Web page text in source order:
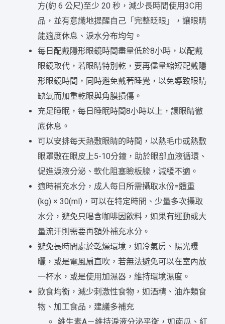
方(約 6 公尺)至少 20 秒，減少長時間使用3C用
品，並有意識地提醒自己「完整眨眼」，讓眼睛
能適度休息、淚水分布均勻。
每日配戴隱形眼鏡時間盡量低於8小時，以配戴
眼鏡取代，若眼睛特別乾，要再儘量縮短配戴隱
形眼鏡時間，同時避免戴著睡覺，以免導致眼睛
缺氧而加重乾眼與角膜損傷。
充足睡眠，每日睡眠時間8小時以上，讓眼睛徹
底休息。
可以安排每天熱敷眼睛的時間，以熱毛巾或熱敷
眼罩敷在眼皮上5-10分鐘，助於眼部血液循環、
促進淚液分泌、軟化阻塞瞼板腺，減緩不適。
適時補充水分，成人每日所需攝取水份=體重
(kg) × 30(ml)，可以在特定時間、少量多次攝取
水分，避免只喝含咖啡因飲料，如果有運動或大
量流汗則需要再額外補充水分。
避免長時間處於乾燥環境，如冷氣房、陽光曝
曬，或是電風扇直吹，若無法避免可以在室內放
一杯水，或是使用加濕器，維持環境濕度。
飲食均衡，減少刺激性食物，如酒精、油炸類食
物、加工食品，建議多補充
維生素A－維持淚液分泌平衡，如南瓜、紅